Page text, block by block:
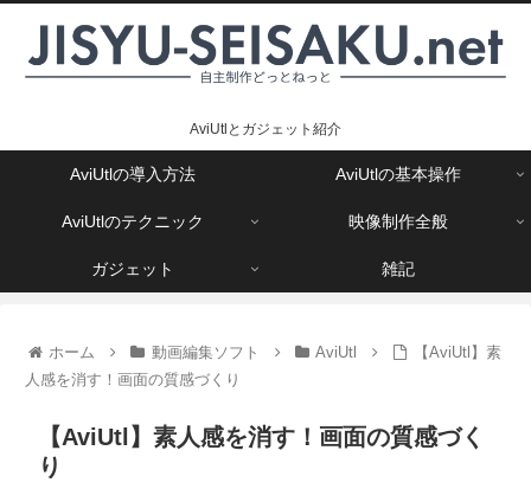
AviUtlとガジェット紹介
AviUtlの導入方法 AviUtlの基本操作
AviUtlのテクニック 映像制作全般
ガジェット 雑記
ホーム 動画編集ソフト AviUtl
【AviUtl】素
人感を消す！画面の質感づくり
【AviUtl】素人感を消す！画面の質感づく
り